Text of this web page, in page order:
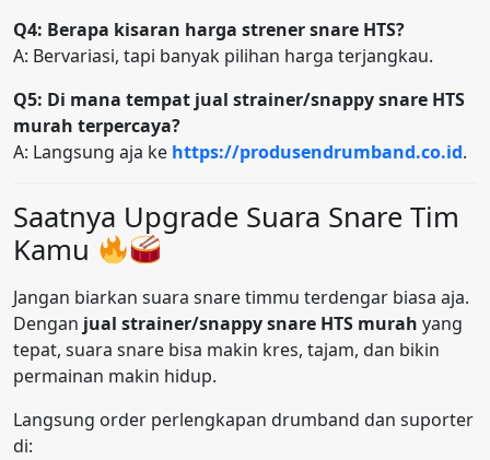
Q4: Berapa kisaran harga strener snare HTS?
A: Bervariasi, tapi banyak pilihan harga terjangkau.
Q5: Di mana tempat jual strainer/snappy snare HTS
murah terpercaya?
A: Langsung aja ke https://produsendrumband.co.id.
Saatnya Upgrade Suara Snare Tim
Kamu
Jangan biarkan suara snare timmu terdengar biasa aja.
Dengan jual strainer/snappy snare HTS murah yang
tepat, suara snare bisa makin kres, tajam, dan bikin
permainan makin hidup.
Langsung order perlengkapan drumband dan suporter
di: